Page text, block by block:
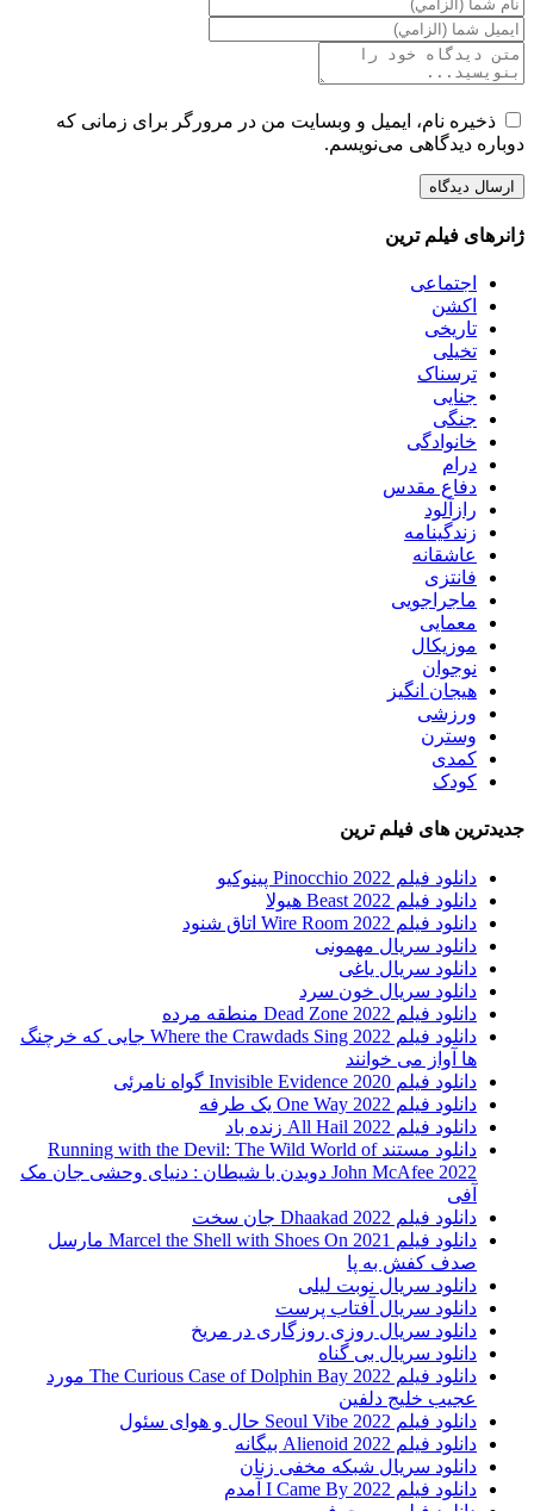
ذخیره نام، ایمیل و وبسایت من در مرورگر برای زمانی که
دوباره دیدگاهی می‌نویسم.
ژانرهای فیلم ترین
اجتماعی
اکشن
تاریخی
تخیلی
ترسناک
جنایی
جنگی
خانوادگی
درام
دفاع مقدس
رازآلود
زندگینامه
عاشقانه
فانتزی
ماجراجویی
معمایی
موزیکال
نوجوان
هیجان انگیز
ورزشی
وسترن
کمدی
کودک
جدیدترین های فیلم ترین
دانلود فیلم Pinocchio 2022 پینوکیو
دانلود فیلم Beast 2022 هیولا
دانلود فیلم Wire Room 2022 اتاق شنود
دانلود سریال مهمونی
دانلود سریال یاغی
دانلود سریال خون سرد
دانلود فیلم 2022 Dead Zone منطقه مرده
دانلود فیلم Where the Crawdads Sing 2022 جایی که خرچنگ
ها آواز می خوانند
دانلود فیلم 2020 Invisible Evidence گواه نامرئی
دانلود فیلم One Way 2022 یک طرفه
دانلود فیلم All Hail 2022 زنده باد
دانلود مستند Running with the Devil: The Wild World of
John McAfee 2022 دویدن با شیطان : دنیای وحشی جان مک
آفی
دانلود فیلم Dhaakad 2022 جان سخت
دانلود فیلم Marcel the Shell with Shoes On 2021 مارسل
صدف کفش به پا
دانلود سریال نوبت لیلی
دانلود سریال آفتاب پرست
دانلود سریال روزی روزگاری در مریخ
دانلود سریال بی گناه
دانلود فیلم The Curious Case of Dolphin Bay 2022 مورد
عجیب خلیج دلفین
دانلود فیلم Seoul Vibe 2022 حال و هوای سئول
دانلود فیلم Alienoid 2022 بیگانه
دانلود سریال شبکه مخفی زنان
دانلود فیلم I Came By 2022 آمدم